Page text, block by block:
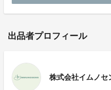
出品者プロフィール
株式会社イムノセ